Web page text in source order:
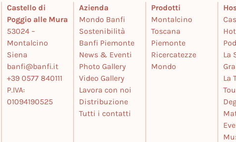
Castello di
Poggio alle Mura
53024 –
Montalcino
Siena
banfi@banfi.it
+39 0577 840111
P.IVA:
01094190525
Azienda
Mondo Banfi
Sostenibilità
Banfi Piemonte
News & Eventi
Photo Gallery
Video Gallery
Lavora con noi
Distribuzione
Tutti i contatti
Prodotti
Montalcino
Toscana
Piemonte
Ricercatezze
Mondo
La
La